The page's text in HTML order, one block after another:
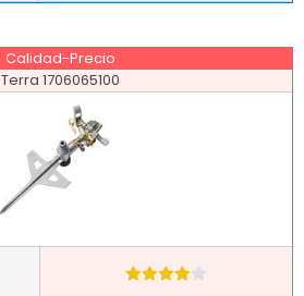
Calidad-Precio
Terra 1706065100